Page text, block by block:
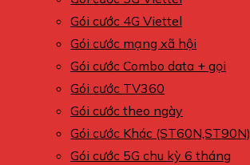
Gói cước 4G Viettel
Gói cước mạng xã hội
Gói cước Combo data + gọi
Gói cước TV360
Gói cước theo ngày
Gói cước Khác (ST60N,ST90N)
Gói cước 5G chu kỳ 6 tháng